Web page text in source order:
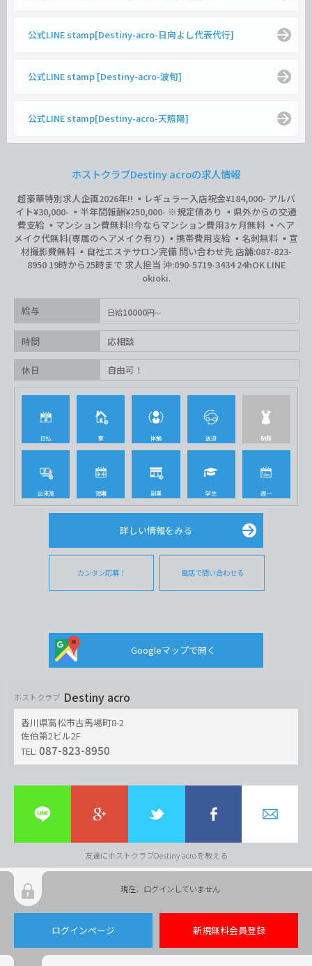
公式LINE stamp[Destiny-acro-日向よし代表代行]
公式LINE stamp [Destiny-acro-波旬]
公式LINE stamp[Destiny-acro-天照陽]
ホストクラブDestiny acroの求人情報
超豪華特別求人企画2026年‼︎ ▪️レギュラー入店祝金¥184,000- アルバ
イト¥30,000- ▪️半年間報酬¥250,000- ※規定値あり ▪️県外からの交通
費支給 ▪️マンション費無料‼︎今ならマンション費用3ヶ月無料 ▪️ヘア
メイク代無料(専属のヘアメイク有り) ▪️携帯費用支給 ▪️名刺無料 ▪️宣
材撮影費無料 ▪️自社エステサロン完備 問い合わせ先 店舗:087-823-
8950 19時から25時まで 求人担当 沖:090-5719-3434 24hOK LINE
okioki.
給与 日給10000円
時間 応相談
休日 自由可！
日払 寮 体験 送迎 制服
出来高 短期 副業 学生 週一
詳しい情報をみる
カンタン応募！ 電話で問い合わせる
Googleマップで開く
ホストクラブ Destiny acro
香川県高松市古馬場町8-2
佐伯第2ビル2F
TEL: 087-823-8950
友達にホストクラブDestiny acroを教える
現在、ログインしていません
ログインページ 新規無料会員登録